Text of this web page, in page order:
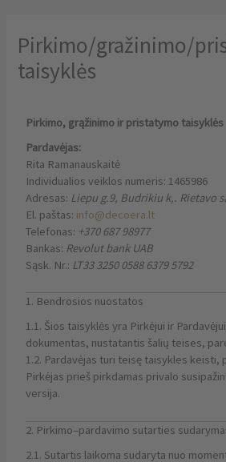
Pirkimo/gražinimo/
taisyklės
Pirkimo, grąžinimo ir pristatymo taisyklės
Pardavėjas:
Rita Ramanauskaitė
Individualios veiklos numeris: 1465986
Adresas: Liepu g.9, Budrikiu k,. Rietavo
El. paštas: info@decoera.lt
Telefonas: +370 687 98977
Bankas: Revolut bank UAB
Sąsk. Nr.: LT33 3250 0588 6379 5792
1. Bendrosios nuostatos
1.1. Šios taisyklės yra Pirkėjui ir
dokumentas, nustatantis šalių teises,
1.2. Pardavėjas turi teisę taisykles keisti,
Pirkėjas prieš pirkdamas privalo
versija.
2. Pirkimo–pardavimo sutarties
2.1. Sutartis laikoma sudaryta nuo